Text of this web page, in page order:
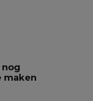
maken